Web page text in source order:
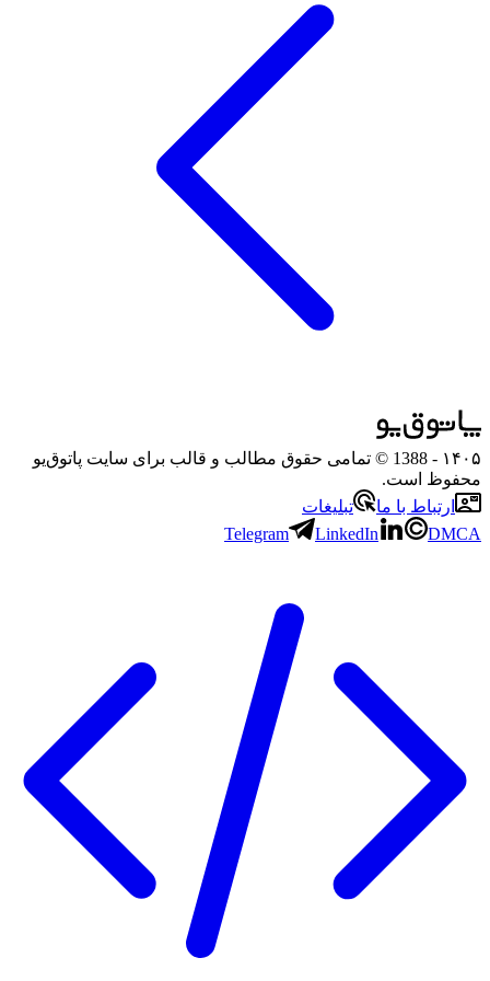
۱۴۰۵
- 1388 © تمامی حقوق مطالب و قالب برای سایت پاتوق‌یو
محفوظ است.
ارتباط با ما
تبلیغات
Telegram
LinkedIn DMCA